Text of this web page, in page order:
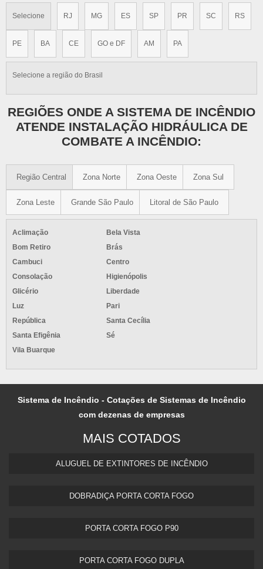
Selecione RJ MG ES SP PR SC RS
PE BA CE GO e DF AM PA
Selecione a região do Brasil
REGIÕES ONDE A SISTEMA DE INCÊNDIO
ATENDE INSTALAÇÃO HIDRÁULICA DE
COMBATE A INCÊNDIO:
Região Central Zona Norte Zona Oeste Zona Sul
Zona Leste Grande São Paulo Litoral de São Paulo
Aclimação
Bela Vista
Bom Retiro
Brás
Cambuci
Centro
Consolação
Higienópolis
Glicério
Liberdade
Luz
Pari
República
Santa Cecília
Santa Efigênia
Sé
Vila Buarque
Sistema de Incêndio - Cotações de Sistemas de Incêndio
com dezenas de empresas
MAIS COTADOS
ALUGUEL DE EXTINTORES DE INCÊNDIO
DOBRADIÇA PORTA CORTA FOGO
PORTA CORTA FOGO P90
PORTA CORTA FOGO DUPLA​